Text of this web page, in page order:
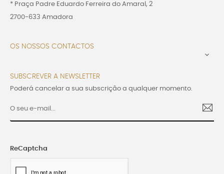
* Praça Padre Eduardo Ferreira do Amaral, 2
2700-633 Amadora
OS NOSSOS CONTACTOS

SUBSCREVER A NEWSLETTER
Poderá cancelar a sua subscrição a qualquer momento.
ReCaptcha